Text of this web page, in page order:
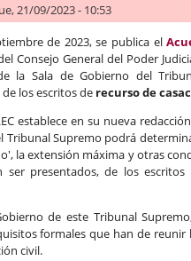
21/09/2023 - 10:53
de 2023, se publica el
Consejo General del Poder
la Sala de Gobierno del
los escritos de recurso de
establece en su nueva
Tribunal Supremo podrá
la extensión máxima y otras
presentados, de los escritos
de este Tribunal
formales que han de
civil.